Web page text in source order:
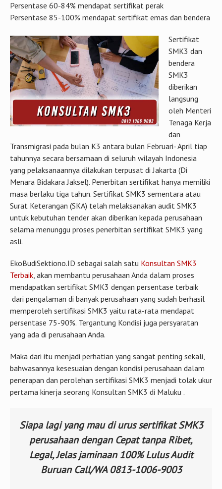
Persentase 60-84% mendapat sertifikat perak
Persentase 85-100% mendapat sertifikat emas dan bendera
Sertifikat
SMK3 dan
bendera
SMK3
diberikan
langsung
oleh Menteri
Tenaga Kerja
dan
Transmigrasi pada bulan K3 antara bulan Februari- April tiap
tahunnya secara bersamaan di seluruh wilayah Indonesia
yang pelaksanaannya dilakukan terpusat di Jakarta (Di
Menara Bidakara Jaksel). Penerbitan sertifikat hanya memiliki
masa berlaku tiga tahun. Sertifikat SMK3 sementara atau
Surat Keterangan (SKA) telah melaksanakan audit SMK3
untuk kebutuhan tender akan diberikan kepada perusahaan
selama menunggu proses penerbitan sertifikat SMK3 yang
asli.
EkoBudiSektiono.ID sebagai salah satu Konsultan SMK3
Terbaik, akan membantu perusahaan Anda dalam proses
mendapatkan sertifikat SMK3 dengan persentase terbaik
dari pengalaman di banyak perusahaan yang sudah berhasil
memperoleh sertifikasi SMK3 yaitu rata-rata mendapat
persentase 75-90%. Tergantung Kondisi juga persyaratan
yang ada di perusahaan Anda.
Maka dari itu menjadi perhatian yang sangat penting sekali,
bahwasannya kesesuaian dengan kondisi perusahaan dalam
penerapan dan perolehan sertifikasi SMK3 menjadi tolak ukur
pertama kinerja seorang Konsultan SMK3 di Maluku .
Siapa lagi yang mau di urus sertifikat SMK3
perusahaan dengan Cepat tanpa Ribet,
Legal, Jelas jaminaan 100% Lulus Audit
Buruan Call/WA 0813-1006-9003